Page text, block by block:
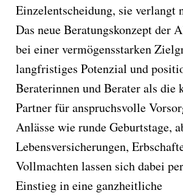
Einzelentscheidung, sie verlangt
Das neue Beratungskonzept der
bei einer vermögensstarken
langfristiges Potenzial und
Beraterinnen und Berater als die
Partner für anspruchsvolle
Anlässe wie runde Geburtstage,
Lebensversicherungen,
Vollmachten lassen sich dabei
Einstieg in eine ganzheitliche